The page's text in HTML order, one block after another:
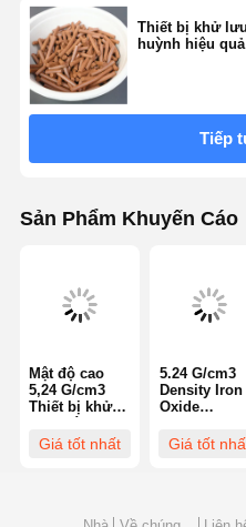
Thiết bị khử
huỳnh hiệu
Tiếp
Sản Phẩm Khuyến Cáo
Mật độ cao
5,24 G/cm3
Thiết bị khử
oxit sắt với độ
làm sạch khí
Giá tốt nhất
5.24 G/cm3
Density Iron
Oxide
với độ xốp
Giá tốt